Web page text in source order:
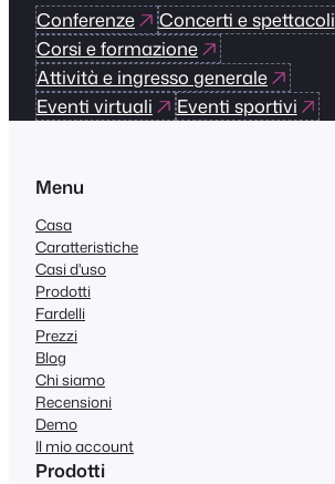
Conferenze
Concerti e spettacoli
Corsi e formazione
Attività e ingresso generale
Eventi virtuali
Eventi sportivi
Menu
Casa
Caratteristiche
Casi d'uso
Prodotti
Fardelli
Prezzi
Blog
Chi siamo
Recensioni
Demo
Il mio account
Prodotti